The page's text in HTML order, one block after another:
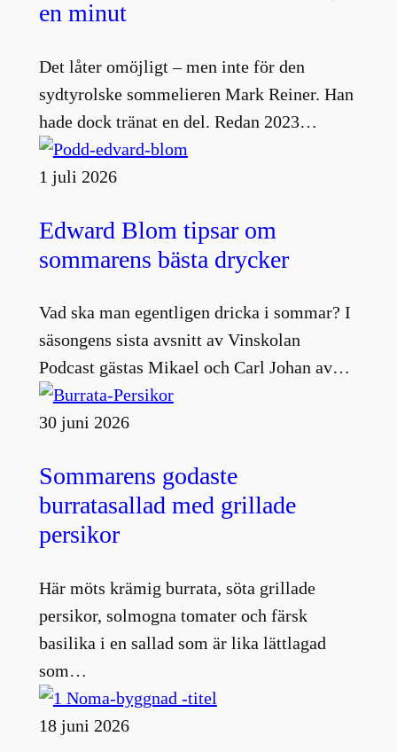
en minut
Det låter omöjligt – men inte för den
sydtyrolske sommelieren Mark Reiner. Han
hade dock tränat en del. Redan 2023…
1 juli 2026
Edward Blom tipsar om
sommarens bästa drycker
Vad ska man egentligen dricka i sommar? I
säsongens sista avsnitt av Vinskolan
Podcast gästas Mikael och Carl Johan av…
30 juni 2026
Sommarens godaste
burratasallad med grillade
persikor
Här möts krämig burrata, söta grillade
persikor, solmogna tomater och färsk
basilika i en sallad som är lika lättlagad
som…
18 juni 2026